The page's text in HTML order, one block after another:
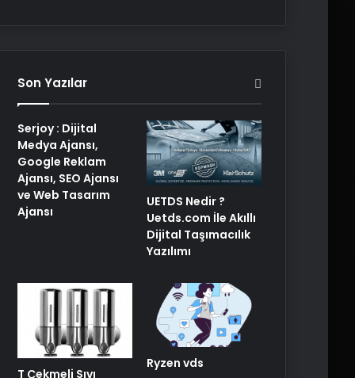
Son Yazılar
Serjoy : Dijital
Medya Ajansı,
Google Reklam
Ajansı, SEO Ajansı
ve Web Tasarım
Ajansı
UETDS Nedir ?
Uetds.com İle Akıllı
Dijital Taşımacılık
Yazılımı
T Çekmeli Sıvı
Ryzen vds